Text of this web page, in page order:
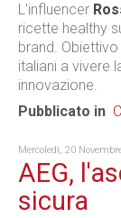
L'influencer
ricette healthy
brand.
italiani a vivere
innovazione.
Pubblicato in
Mercoledì, 20
AEG,
sicura